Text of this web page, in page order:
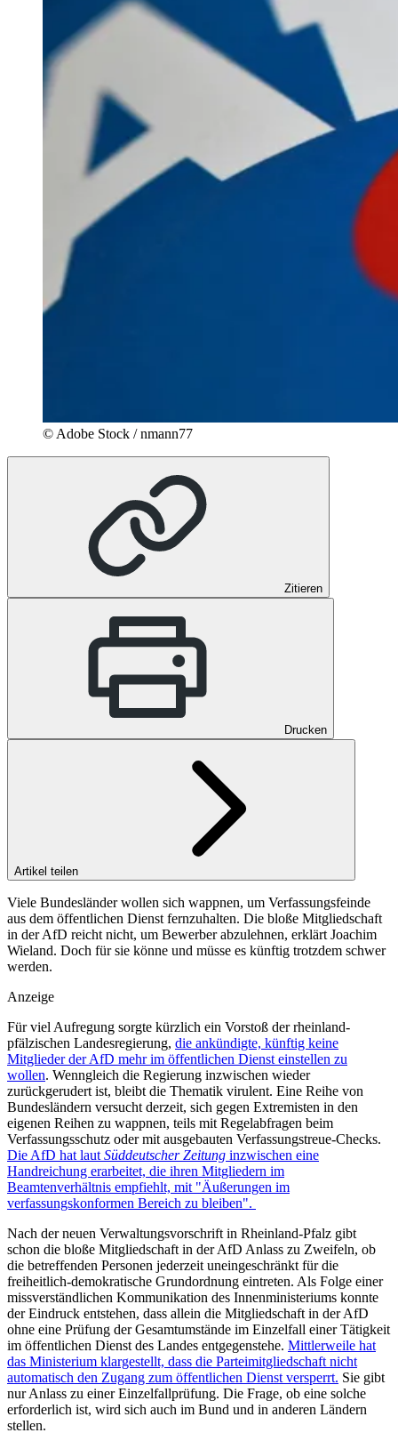
© Adobe Stock / nmann77
Zitieren
Drucken
Artikel teilen
Viele Bundesländer wollen sich wappnen, um Verfassungsfeinde
aus dem öffentlichen Dienst fernzuhalten. Die bloße Mitgliedschaft
in der AfD reicht nicht, um Bewerber abzulehnen, erklärt Joachim
Wieland. Doch für sie könne und müsse es künftig trotzdem schwer
werden.
Anzeige
Für viel Aufregung sorgte kürzlich ein Vorstoß der rheinland-
pfälzischen Landesregierung, die ankündigte, künftig keine
Mitglieder der AfD mehr im öffentlichen Dienst einstellen zu
wollen. Wenngleich die Regierung inzwischen wieder
zurückgerudert ist, bleibt die Thematik virulent. Eine Reihe von
Bundesländern versucht derzeit, sich gegen Extremisten in den
eigenen Reihen zu wappnen, teils mit Regelabfragen beim
Verfassungsschutz oder mit ausgebauten Verfassungstreue-Checks.
Die AfD hat laut Süddeutscher Zeitung inzwischen eine
Handreichung erarbeitet, die ihren Mitgliedern im
Beamtenverhältnis empfiehlt, mit "Äußerungen im
verfassungskonformen Bereich zu bleiben".
Nach der neuen Verwaltungsvorschrift in Rheinland-Pfalz gibt
schon die bloße Mitgliedschaft in der AfD Anlass zu Zweifeln, ob
die betreffenden Personen jederzeit uneingeschränkt für die
freiheitlich-demokratische Grundordnung eintreten. Als Folge einer
missverständlichen Kommunikation des Innenministeriums konnte
der Eindruck entstehen, dass allein die Mitgliedschaft in der AfD
ohne eine Prüfung der Gesamtumstände im Einzelfall einer Tätigkeit
im öffentlichen Dienst des Landes entgegenstehe. Mittlerweile hat
das Ministerium klargestellt, dass die Parteimitgliedschaft nicht
automatisch den Zugang zum öffentlichen Dienst versperrt. Sie gibt
nur Anlass zu einer Einzelfallprüfung. Die Frage, ob eine solche
erforderlich ist, wird sich auch im Bund und in anderen Ländern
stellen.